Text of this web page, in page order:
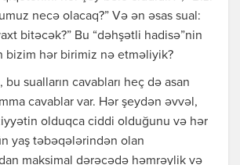
necə olacaq?” Və ən əsas sual:
bitəcək?” Bu “dəhşətli hadisə”nin
bizim hər birimiz nə etməliyik?
bu sualların cavabları heç də asan
cavablar var. Hər şeydən əvvəl,
olduqca ciddi olduğunu və hər
yaş təbəqələrindən olan
maksimal dərəcədə həmrəylik və